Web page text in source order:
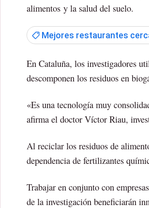
alimentos y la salud del suelo.
Mejores restaurantes
En Cataluña, los investigadores
descomponen los residuos en
«Es una tecnología muy
afirma el doctor Víctor Riau,
Al reciclar los residuos de
dependencia de fertilizantes
Trabajar en conjunto con
de la investigación beneficiarán